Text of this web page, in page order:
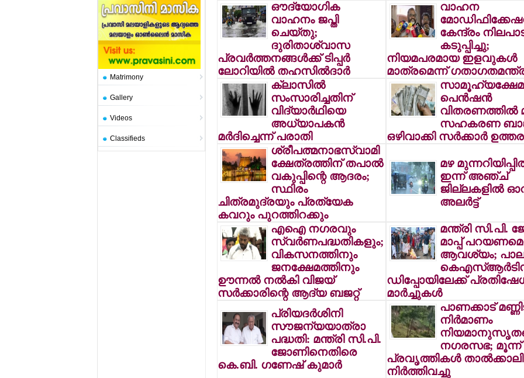
Matrimony
Gallery
Videos
Classifieds
ഔദ്യോഗിക
വാഹനം ജപ്തി
ചെയ്തു;
ദുരിതാശ്വാസ
പ്രവര്‍ത്തനങ്ങള്‍ക്ക് ടിപ്പര്‍
ലോറിയില്‍ തഹസില്‍ദാര്‍
വാഹന
കേന്ദ്രം
കടുപ്പിച്ചു;
നിയമപരമായ ഇളവുകള്‍
മാത്രമെന്ന്
ക്ലാസില്‍
സംസാരിച്ചതിന്
വിദ്യാര്‍ഥിയെ
അധ്യാപകന്‍
മര്‍ദിച്ചെന്ന് പരാതി
സാമൂഹ്യക്ഷേമ
പെന്‍ഷന്‍
വിതരണത്തില്‍
സഹകരണ
ഒഴിവാക്കി സര്‍ക്കാര്‍
ശ്രീപത്മനാഭസ്വാമി
ക്ഷേത്രത്തിന് തപാല്‍
വകുപ്പിന്റെ ആദരം;
സ്ഥിരം
ചിത്രമുദ്രയും പ്രത്യേക
കവറും പുറത്തിറക്കും
മഴ
ഇന്ന് അഞ്ച്
ജില്ലകളില്‍
അലര്‍ട്ട്
എഐ നഗരവും
സ്വര്‍ണപദ്ധതികളും;
വികസനത്തിനും
ജനക്ഷേമത്തിനും
ഊന്നല്‍ നല്‍കി വിജയ്
സര്‍ക്കാരിന്റെ ആദ്യ ബജറ്റ്
മന്ത്രി സി.പി.
മാപ്പ്
ആവശ്യം;
ഡിപ്പോയിലേക്ക്
മാര്‍ച്ചുകള്‍
പ്രിയദര്‍ശിനി
സൗജന്യയാത്രാ
പദ്ധതി: മന്ത്രി സി.പി.
ജോണിനെതിരെ
കെ.ബി. ഗണേഷ് കുമാര്‍
പാണക്കാട്
നിര്‍മാണം
നഗരസഭ; മൂന്ന്
പ്രവൃത്തികള്‍
നിര്‍ത്തിവച്ചു